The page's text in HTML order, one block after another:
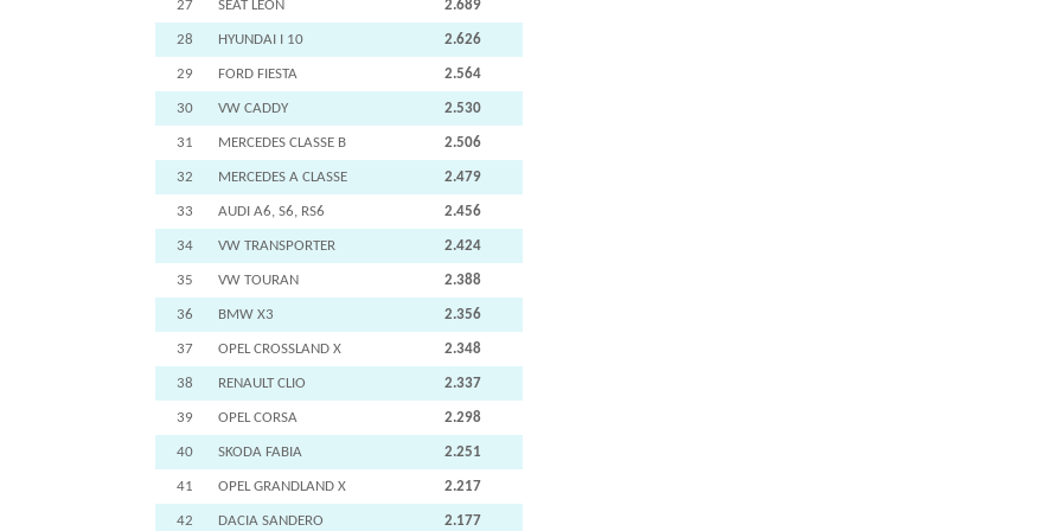
27 SEAT LEON 2.689
28 HYUNDAI I 10 2.626
29 FORD FIESTA 2.564
30 VW CADDY 2.530
31 MERCEDES CLASSE B 2.506
32 MERCEDES A CLASSE 2.479
33 AUDI A6, S6, RS6 2.456
34 VW TRANSPORTER 2.424
35 VW TOURAN 2.388
36 BMW X3 2.356
37 OPEL CROSSLAND X 2.348
38 RENAULT CLIO 2.337
39 OPEL CORSA 2.298
40 SKODA FABIA 2.251
41 OPEL GRANDLAND X 2.217
42 DACIA SANDERO 2.177